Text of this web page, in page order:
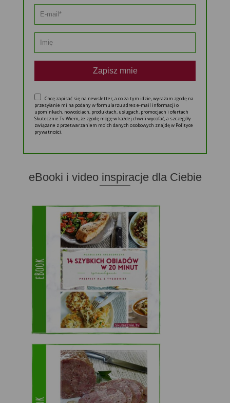
Zapisz mnie
Chcę zapisać się na newsletter, a co za tym idzie, wyrażam zgodę na
przesyłanie mi na podany w formularzu adres e-mail informacji o
upominkach, nowościach, produktach, usługach, promocjach i ofertach
Skutecznie.Tv Wiem, że zgodę mogę w każdej chwili wycofać, a szczegóły
związane z przetwarzaniem moich danych osobowych znajdę w Polityce
prywatności.
eBooki i video inspiracje dla Ciebie